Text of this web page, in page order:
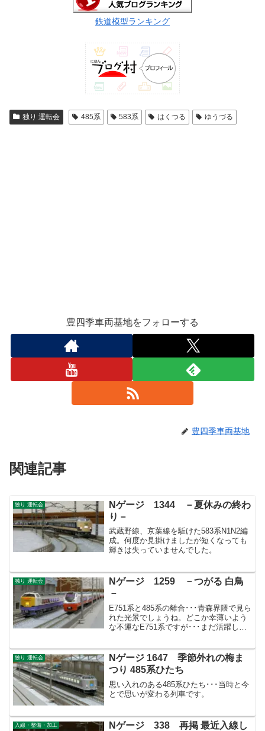
鉄道模型ランキング
独り 運転会 485系 583系 はくつる ゆうづる
豊四季車両基地をフォローする
豊四季車両基地
関連記事
独り 運転会
Nゲージ 1344 －夏休みの終わ
り－
武蔵野線、京葉線を駈けた583系N1N2編
成。何度か見掛けましたが短くなっても
輝きは失っていませんでした。
独り 運転会
Nゲージ 1259 －つがる 白鳥
－
E751系と485系の離合･･･青森界隈で見ら
れた光景でしょうね。どこか幸薄いよう
な不運なE751系ですが･･･まだ活躍して
独り 運転会
Nゲージ 1647 季節外れの梅ま
つり 485系ひたち
思い入れのある485系ひたち･･･当時と今
とで思いが変わる列車です。
入線・整備・加工
Nゲージ 338 再掲 最近入線し